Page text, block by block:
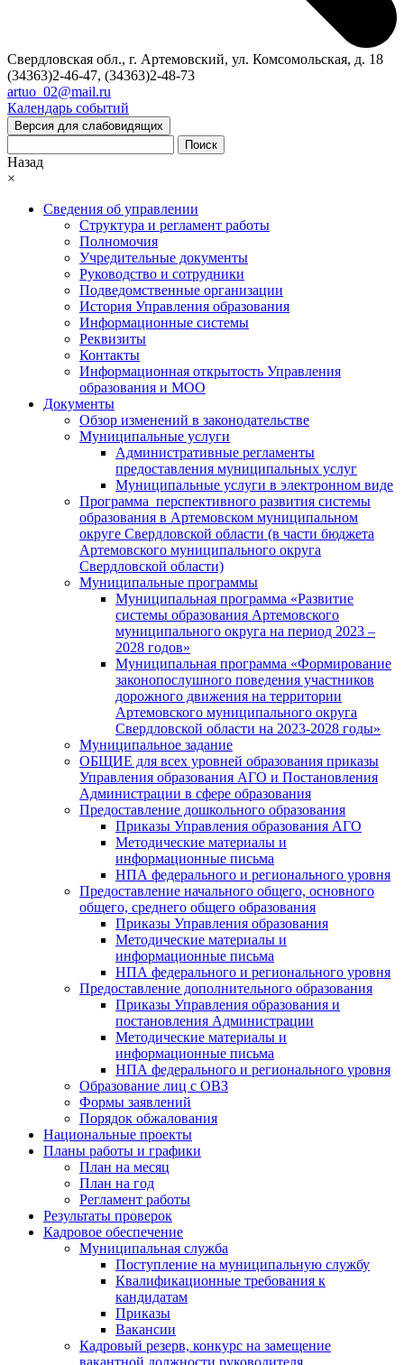
Свердловская обл., г. Артемовский, ул. Комсомольская, д. 18
(34363)2-46-47, (34363)2-48-73
artuo_02@mail.ru
Календарь событий
Версия для слабовидящих
Поиск
Назад
×
Сведения об управлении
Структура и регламент работы
Полномочия
Учредительные документы
Руководство и сотрудники
Подведомственные организации
История Управления образования
Информационные системы
Реквизиты
Контакты
Информационная открытость Управления
образования и МОО
Документы
Обзор изменений в законодательстве
Муниципальные услуги
Административные регламенты
предоставления муниципальных услуг
Муниципальные услуги в электронном виде
Программа перспективного развития системы
образования в Артемовском муниципальном
округе Свердловской области (в части бюджета
Артемовского муниципального округа
Свердловской области)
Муниципальные программы
Муниципальная программа «Развитие
системы образования Артемовского
муниципального округа на период 2023 –
2028 годов»
Муниципальная программа «Формирование
законопослушного поведения участников
дорожного движения на территории
Артемовского муниципального округа
Свердловской области на 2023-2028 годы»
Муниципальное задание
ОБЩИЕ для всех уровней образования приказы
Управления образования АГО и Постановления
Администрации в сфере образования
Предоставление дошкольного образования
Приказы Управления образования АГО
Методические материалы и
информационные письма
НПА федерального и регионального уровня
Предоставление начального общего, основного
общего, среднего общего образования
Приказы Управления образования
Методические материалы и
информационные письма
НПА федерального и регионального уровня
Предоставление дополнительного образования
Приказы Управления образования и
постановления Администрации
Методические материалы и
информационные письма
НПА федерального и регионального уровня
Образование лиц с ОВЗ
Формы заявлений
Порядок обжалования
Национальные проекты
Планы работы и графики
План на месяц
План на год
Регламент работы
Результаты проверок
Кадровое обеспечение
Муниципальная служба
Поступление на муниципальную службу
Квалификационные требования к
кандидатам
Приказы
Вакансии
Кадровый резерв, конкурс на замещение